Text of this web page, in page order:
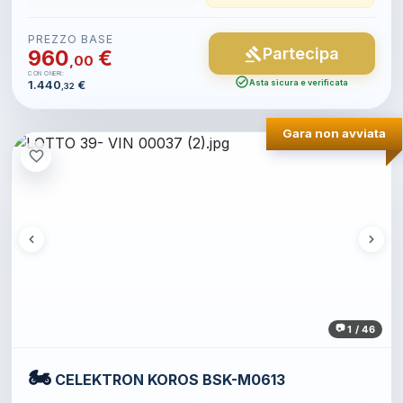
PREZZO BASE
960,00 €
CON ONERI:
1.440 ,32 €
gavel Partecipa
check_circleAsta sicura e verificata
1 / 46
Gara non avviata
favorite_border
🏍️ CELEKTRON KOROS BSK-M0613